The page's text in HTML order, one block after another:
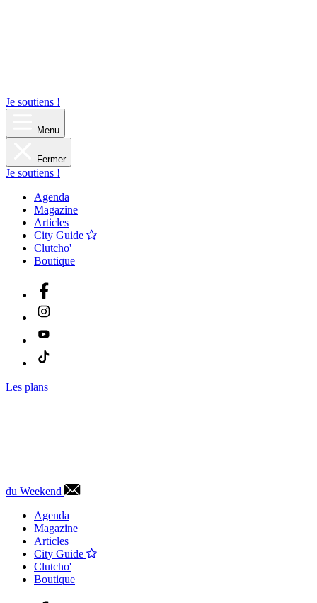
Je soutiens !
Menu
Fermer
Je soutiens !
Agenda
Magazine
Articles
City Guide
Clutcho'
Boutique
Les plans
du Weekend
Agenda
Magazine
Articles
City Guide
Clutcho'
Boutique